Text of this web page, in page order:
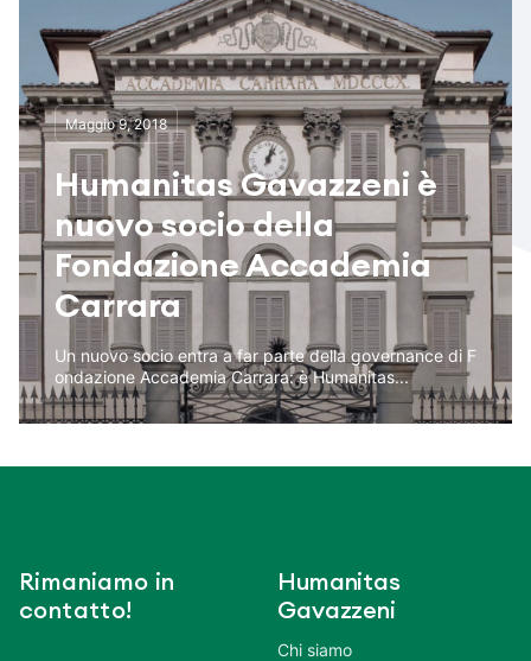
Maggio 9, 2018
Humanitas Gavazzeni è
nuovo socio della
Fondazione Accademia
Carrara
Un nuovo socio entra a far parte della governance di F
ondazione Accademia Carrara: è Humanitas...
Rimaniamo in
contatto!
Humanitas
Gavazzeni
Chi siamo